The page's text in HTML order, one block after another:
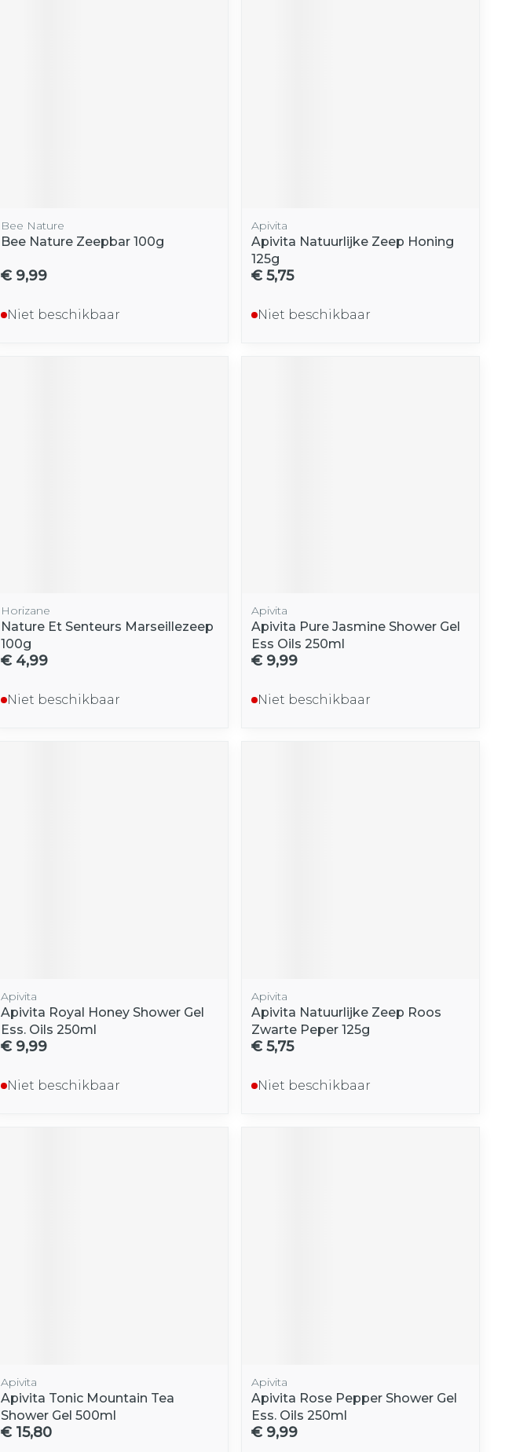
Bee Nature
Bee Nature Zeepbar 100g
€ 9,99
Niet beschikbaar
Apivita
Apivita Natuurlijke Zeep Honing
125g
€ 5,75
Niet beschikbaar
Horizane
Nature Et Senteurs Marseillezeep
100g
€ 4,99
Niet beschikbaar
Apivita
Apivita Pure Jasmine Shower Gel
Ess Oils 250ml
€ 9,99
Niet beschikbaar
Apivita
Apivita Royal Honey Shower Gel
Ess. Oils 250ml
€ 9,99
Niet beschikbaar
Apivita
Apivita Natuurlijke Zeep Roos
Zwarte Peper 125g
€ 5,75
Niet beschikbaar
Apivita
Apivita Tonic Mountain Tea
Shower Gel 500ml
€ 15,80
Apivita
Apivita Rose Pepper Shower Gel
Ess. Oils 250ml
€ 9,99